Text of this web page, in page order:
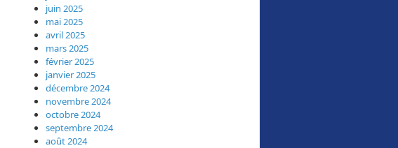
juin 2025
mai 2025
avril 2025
mars 2025
février 2025
janvier 2025
décembre 2024
novembre 2024
octobre 2024
septembre 2024
août 2024